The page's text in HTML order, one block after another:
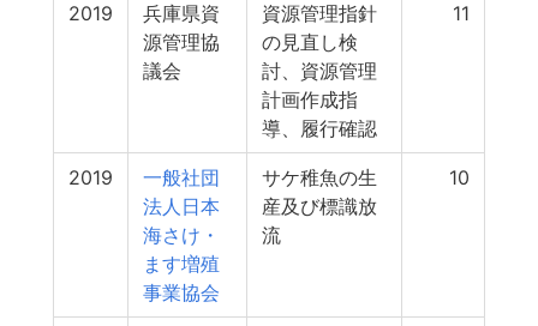
2019
兵庫県資
源管理協
議会
資源管理指針
の見直し検
討、資源管理
計画作成指
導、履行確認
11
2019
一般社団
法人日本
海さけ・
ます増殖
事業協会
サケ稚魚の生
産及び標識放
流
10